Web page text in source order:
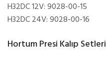
H32DC 12V: 9028-00-15
H32DC 24V: 9028-00-16
Hortum Presi Kalıp Setleri